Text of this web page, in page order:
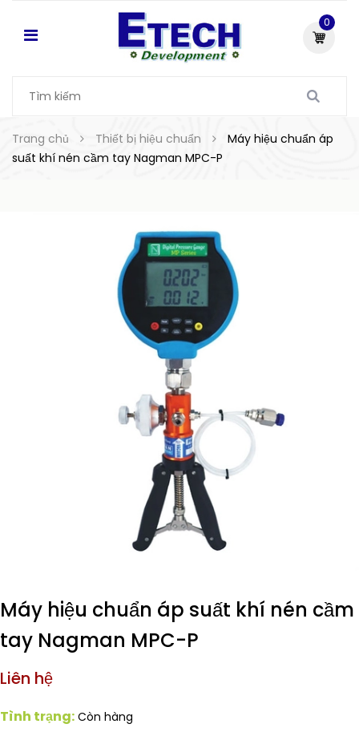
0
Trang chủ Thiết bị hiệu chuẩn
Máy hiệu chuẩn áp
suất khí nén cầm tay Nagman MPC-P
Máy hiệu chuẩn áp suất khí nén cầm
tay Nagman MPC-P
Liên hệ
Tình trạng: Còn hàng